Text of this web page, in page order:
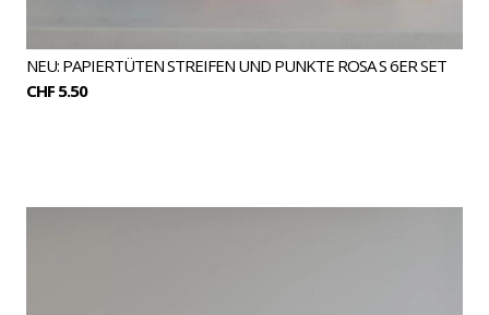
NEU: PAPIERTÜTEN STREIFEN UND PUNKTE ROSA S 6ER SET
CHF 5.50